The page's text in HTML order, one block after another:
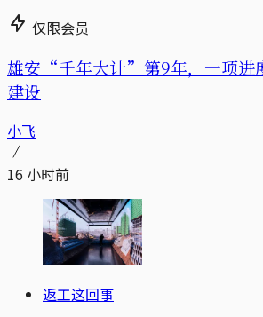
仅限会员
雄安“千年大计”第9年，一项进
建设
小飞
16 小时前
返工这回事